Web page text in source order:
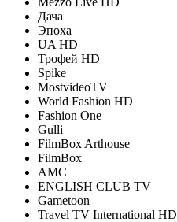
Дача
Эпоха
UA HD
Трофей HD
Spike
MostvideoTV
World Fashion HD
Fashion One
Gulli
FilmBox Arthouse
FilmBox
AMC
ENGLISH CLUB TV
Gametoon
Travel TV International HD